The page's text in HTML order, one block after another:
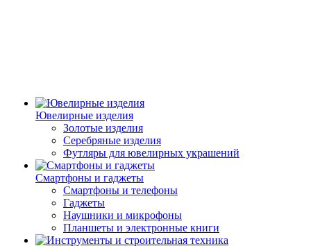
Ювелирные изделия
Золотые изделия
Серебряные изделия
Футляры для ювелирных украшений
Смартфоны и гаджеты
Смартфоны и телефоны
Гаджеты
Наушники и микрофоны
Планшеты и электронные книги